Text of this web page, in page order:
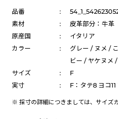
品番 :
素材
:
皮革部分：牛革
原産国
:
イタリア
カラー
:
グレー / ヌメ /
ビー / ヤケヌメ
サイズ
:
F
実寸
: F：タテ8 ヨコ
※ 採寸の詳細につきましては、 サイズ